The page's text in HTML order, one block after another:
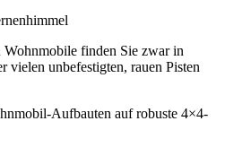
Wohnmobile finden Sie zwar in
vielen unbefestigten, rauen Pisten
Aufbauten auf robuste 4×4-